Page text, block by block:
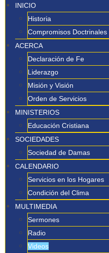
INICIO
Historia
Compromisos Doctrinales
ACERCA
Declaración de Fe
Liderazgo
Misión y Visión
Orden de Servicios
MINISTERIOS
Educación Cristiana
SOCIEDADES
Sociedad de Damas
CALENDARIO
Servicios en los Hogares
Condición del Clima
MULTIMEDIA
Sermones
Radio
Videos